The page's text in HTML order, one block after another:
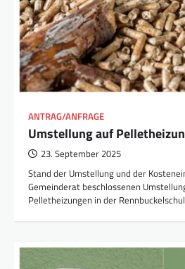
ANTRAG/ANFRAGE
Umstellung auf
23. September 2025
Stand der Umstellung und der
Gemeinderat beschlossenen
Pelletheizungen in der